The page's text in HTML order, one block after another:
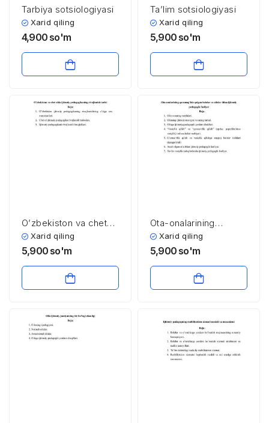
Tarbiya sotsiologiyasi
Xarid qiling
4,900 so'm
Ta’lim sotsiologiyasi
Xarid qiling
5,900 so'm
O’zbekiston va chet
elda ijtimoiy
pedagogikaning
Xarid qiling
5,900 so'm
Ota-onalarining
qaramog’isiz qolgan
bolalar va oilalar bilan
Xarid qiling
5,900 so'm